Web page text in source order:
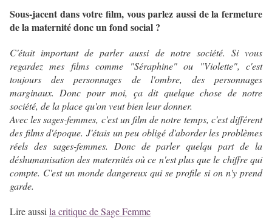
Sous-jacent dans votre film, vous parlez aussi de la fermeture
de la maternité donc un fond social ?
C'était important de parler aussi de notre société. Si vous
regardez mes films comme "Séraphine" ou "Violette", c'est
toujours des personnages de l'ombre, des personnages
marginaux. Donc pour moi, ça dit quelque chose de notre
société, de la place qu'on veut bien leur donner.
Avec les sages-femmes, c'est un film de notre temps, c'est différent
des films d'époque. J'étais un peu obligé d'aborder les problèmes
réels des sages-femmes.
Donc de parler quelqu part de la
déshumanisation des maternités où ce n'est plus que le chiffre qui
compte. C'est un monde dangereux qui se profile si on n'y prend
garde.
Lire aussi la critique de Sage Femme